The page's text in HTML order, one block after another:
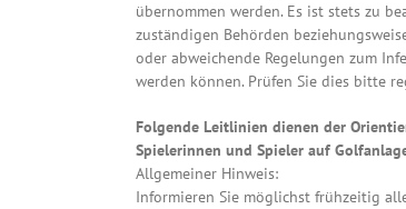
übernommen werden. Es ist stets zu
zuständigen Behörden
oder abweichende Regelungen zum
werden können. Prüfen Sie dies bitte
Folgende Leitlinien dienen der
Spielerinnen und Spieler auf
Allgemeiner Hinweis:
Informieren Sie möglichst frühzeitig